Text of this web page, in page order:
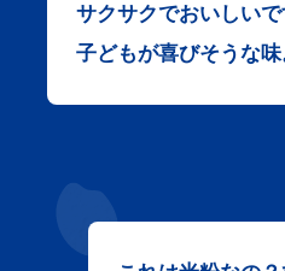
サクサクでおいしいで
子どもが喜びそうな味